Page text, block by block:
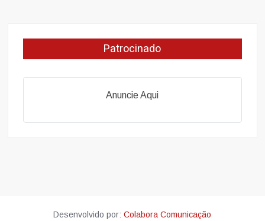
Patrocinado
Anuncie Aqui
Desenvolvido por:Colabora Comunicação